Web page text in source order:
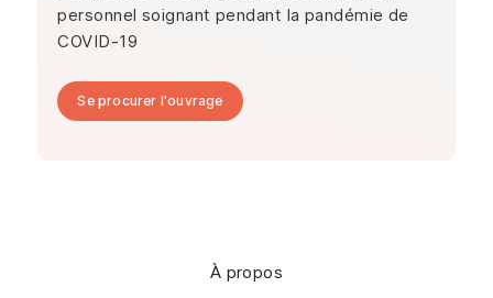
personnel soignant pendant la pandémie de
COVID-19
Se procurer l'ouvrage
À propos